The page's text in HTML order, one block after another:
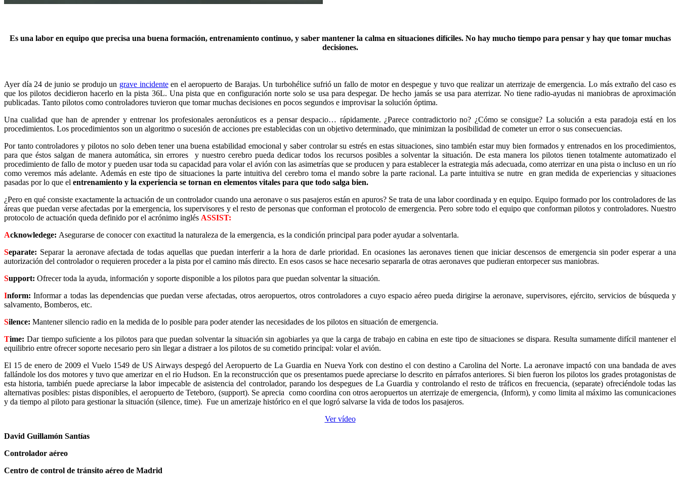
Es una labor en equipo que precisa una buena formación, entrenamiento continuo, y saber mantener la calma en situaciones difíciles. No hay mucho tiempo para pensar y hay que tomar muchas
decisiones.
Ayer día 24 de junio se produjo un grave incidenteen el aeropuerto de Barajas. Un turbohélice sufrió un fallo de motor en despegue y tuvo que realizar un aterrizaje de emergencia. Lo más extraño del caso es
que los pilotos decidieron hacerlo en la pista 36L. Una pista que en configuración norte solo se usa para despegar. De hecho jamás se usa para aterrizar. No tiene radio-ayudas ni maniobras de aproximación
publicadas. Tanto pilotos como controladores tuvieron que tomar muchas decisiones en pocos segundos e improvisar la solución óptima.
Una cualidad que han de aprender y entrenar los profesionales aeronáuticos es a pensar despacio… rápidamente. ¿Parece contradictorio no? ¿Cómo se consigue? La solución a esta paradoja está en los
procedimientos. Los procedimientos son un algoritmo o sucesión de acciones pre establecidas con un objetivo determinado, que minimizan la posibilidad de cometer un error o sus consecuencias.
Por tanto controladores y pilotos no solo deben tener una buena estabilidad emocional y saber controlar su estrés en estas situaciones, sino también estar muy bien formados y entrenados en los procedimientos,
para que éstos salgan de manera automática, sin errores y nuestro cerebro pueda dedicar todos los recursos posibles a solventar la situación. De esta manera los pilotos tienen totalmente automatizado el
procedimiento de fallo de motor y pueden usar toda su capacidad para volar el avión con las asimetrías que se producen y para establecer la estrategia más adecuada, como aterrizar en una pista o incluso en un río
como veremos más adelante. Además en este tipo de situaciones la parte intuitiva del cerebro toma el mando sobre la parte racional. La parte intuitiva se nutre en gran medida de experiencias y situaciones
pasadas por lo que el entrenamiento y la experiencia se tornan en elementos vitales para que todo salga bien.
¿Pero en qué consiste exactamente la actuación de un controlador cuando una aeronave o sus pasajeros están en apuros? Se trata de una labor coordinada y en equipo. Equipo formado por los controladores de las
áreas que puedan verse afectadas por la emergencia, los supervisores y el resto de personas que conforman el protocolo de emergencia. Pero sobre todo el equipo que conforman pilotos y controladores. Nuestro
protocolo de actuación queda definido por el acrónimo inglés ASSIST:
Acknowledege: Asegurarse de conocer con exactitud la naturaleza de la emergencia, es la condición principal para poder ayudar a solventarla.
Separate: Separar la aeronave afectada de todas aquellas que puedan interferir a la hora de darle prioridad. En ocasiones las aeronaves tienen que iniciar descensos de emergencia sin poder esperar a una
autorización del controlador o requieren proceder a la pista por el camino más directo. En esos casos se hace necesario separarla de otras aeronaves que pudieran entorpecer sus maniobras.
Support: Ofrecer toda la ayuda, información y soporte disponible a los pilotos para que puedan solventar la situación.
Inform:Informar a todas las dependencias que puedan verse afectadas, otros aeropuertos, otros controladores a cuyo espacio aéreo pueda dirigirse la aeronave, supervisores, ejército, servicios de búsqueda y
salvamento, Bomberos, etc.
Silence: Mantener silencio radio en la medida de lo posible para poder atender las necesidades de los pilotos en situación de emergencia.
Time: Dar tiempo suficiente a los pilotos para que puedan solventar la situación sin agobiarles ya que la carga de trabajo en cabina en este tipo de situaciones se dispara. Resulta sumamente difícil mantener el
equilibrio entre ofrecer soporte necesario pero sin llegar a distraer a los pilotos de su cometido principal: volar el avión.
El 15 de enero de 2009 el Vuelo 1549 de US Airways despegó del Aeropuerto de La Guardia en Nueva York con destino el con destino a Carolina del Norte. La aeronave impactó con una bandada de aves
fallándole los dos motores y tuvo que amerizar en el rio Hudson. En la reconstrucción que os presentamos puede apreciarse lo descrito en párrafos anteriores. Si bien fueron los pilotos los grades protagonistas de
esta historia, también puede apreciarse la labor impecable de asistencia del controlador, parando los despegues de La Guardia y controlando el resto de tráficos en frecuencia, (separate) ofreciéndole todas las
alternativas posibles: pistas disponibles, el aeropuerto de Teteboro, (support). Se aprecia como coordina con otros aeropuertos un aterrizaje de emergencia, (Inform), y como limita al máximo las comunicaciones
y da tiempo al piloto para gestionar la situación (silence, time). Fue un amerizaje histórico en el que logró salvarse la vida de todos los pasajeros.
Ver vídeo
David Guillamón Santías
Controlador aéreo
Centro de control de tránsito aéreo de Madrid